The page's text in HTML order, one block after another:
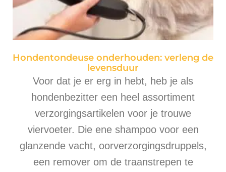
Hondentondeuse onderhouden: verleng de
levensduur
Voor dat je er erg in hebt, heb je als
hondenbezitter een heel assortiment
verzorgingsartikelen voor je trouwe
viervoeter. Die ene shampoo voor een
glanzende vacht, oorverzorgingsdruppels,
een remover om de traanstrepen te